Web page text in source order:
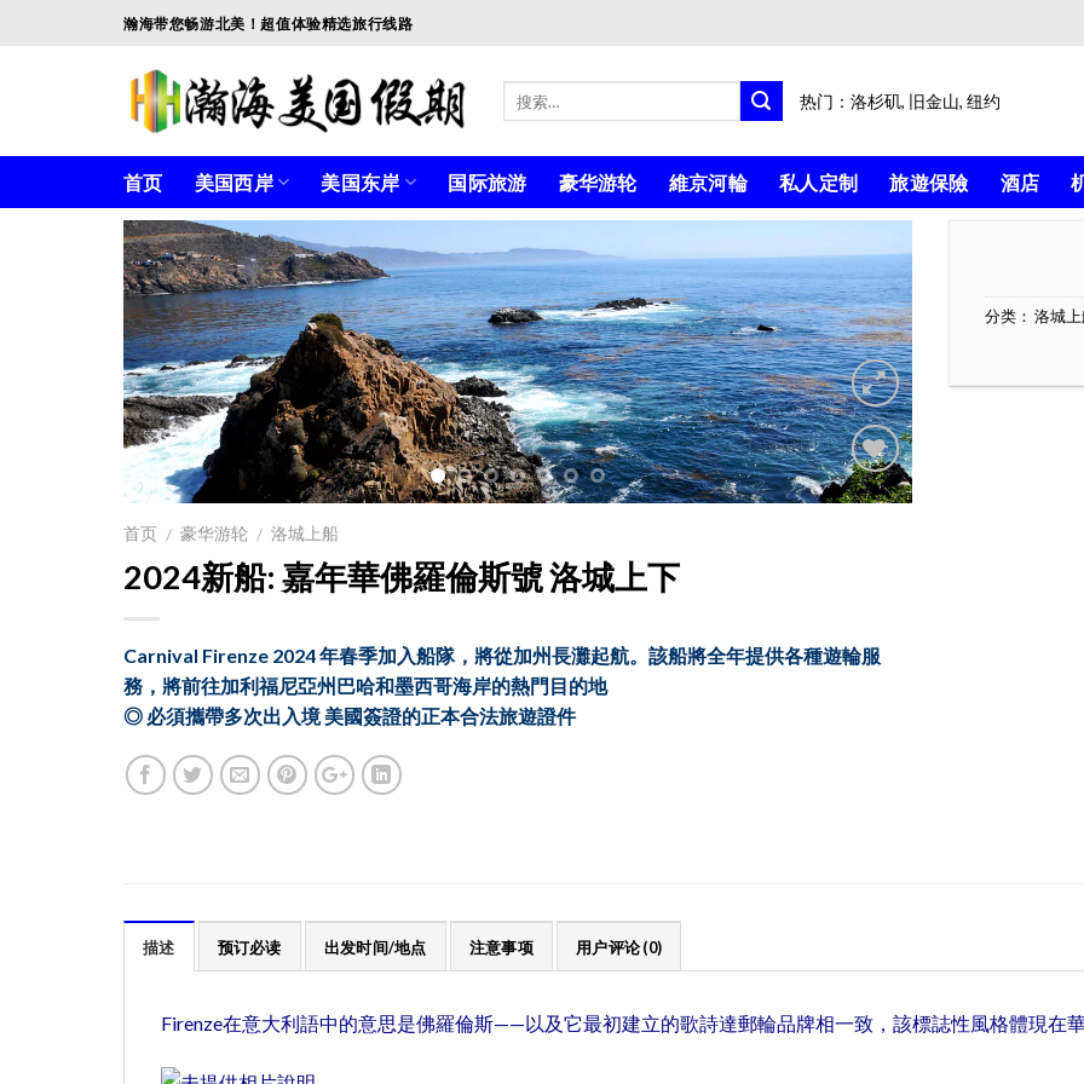
瀚海带您畅游北美！超值体验精选旅行线路
热门： 洛杉矶, 旧金山, 纽约
首页 美国西岸 美国东岸 国际旅游 豪华游轮 維京河輪 私人定制 旅遊保險 酒店
Add to
首页 / 豪华游轮 / 洛城上船
2024新船: 嘉年華佛羅倫斯號 洛城上下
Carnival Firenze 2024 年春季加入船隊，將從加州長灘起航。該船將全年提供各種遊輪服
務，將前往加利福尼亞州巴哈和墨西哥海岸的熱門目的地
◎ 必須攜帶多次出入境 美國簽證的正本合法旅遊證件
分类：洛城
描述 预订必读 出发时间/地点 注意事项 用户评论 (0)
Firenze在意大利語中的意思是佛羅倫斯——以及它最初建立的歌詩達郵輪品牌相一致，該標誌性風格體現在華